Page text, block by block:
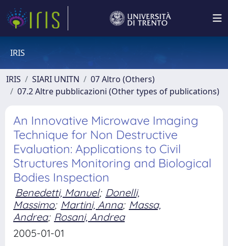
IRIS
IRIS SIARI UNITN
07 Altro (Others)
07.2 Altre pubblicazioni (Other types of publications)
An Innovative Microwave Imaging
Technique for Non Destructive
Evaluation: Applications to Civil
Structures Monitoring and Biological
Bodies Inspection
Benedetti, Manuel; Donelli,
Massimo; Martini, Anna; Massa,
Andrea; Rosani, Andrea
2005-01-01